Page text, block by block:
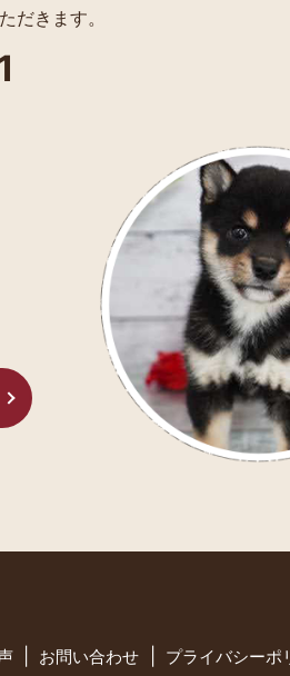
だきます。
お問い合わせ プライバシーポ